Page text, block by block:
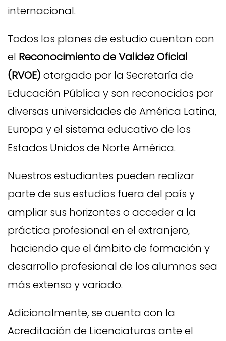
internacional.
Todos los planes de estudio cuentan con
el Reconocimiento de Validez Oficial
(RVOE) otorgado por la Secretaría de
Educación Pública y son reconocidos por
diversas universidades de América Latina,
Europa y el sistema educativo de los
Estados Unidos de Norte América.
Nuestros estudiantes pueden realizar
parte de sus estudios fuera del país y
ampliar sus horizontes o acceder a la
práctica profesional en el extranjero,
haciendo que el ámbito de formación y
desarrollo profesional de los alumnos sea
más extenso y variado.
Adicionalmente, se cuenta con la
Acreditación de Licenciaturas ante el